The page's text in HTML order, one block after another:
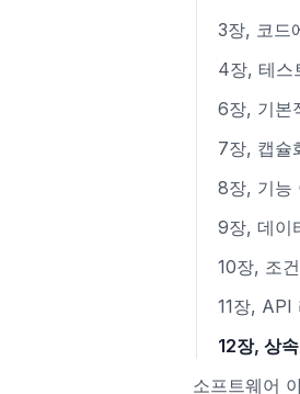
11장, 시
12장, 창발
5장 새로
6장 이터
터
7장 디스
8장 프라
9장 비동
너레이터
10장 템플
문자열 함수
3장, 코드
4장, 테스
6장, 기본
7장, 캡슐
8장, 기능
9장, 데이
10장, 조
11장, API
12장, 상
소프트웨어